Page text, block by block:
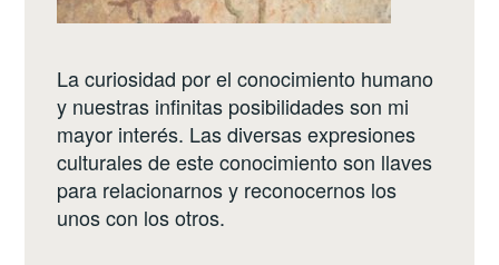
La curiosidad por el conocimiento humano
y nuestras infinitas posibilidades son mi
mayor interés. Las diversas expresiones
culturales de este conocimiento son llaves
para relacionarnos y reconocernos los
unos con los otros.